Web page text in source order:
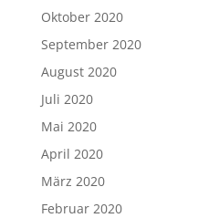
Oktober 2020
September 2020
August 2020
Juli 2020
Mai 2020
April 2020
März 2020
Februar 2020